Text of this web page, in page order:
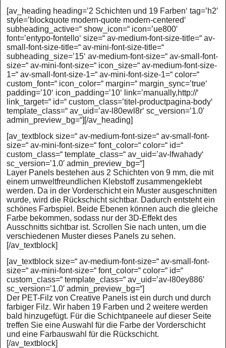
[av_heading heading=’2 Schichten und 19 Farben‘ tag=’h2′
style=’blockquote modern-quote modern-centered‘
subheading_active=“ show_icon=“ icon=’ue800′
font=’entypo-fontello‘ size=“ av-medium-font-size-title=“ av-
small-font-size-title=“ av-mini-font-size-title=“
subheading_size=’15‘ av-medium-font-size=“ av-small-font-
size=“ av-mini-font-size=“ icon_size=“ av-medium-font-size-
1=“ av-small-font-size-1=“ av-mini-font-size-1=“ color=“
custom_font=“ icon_color=“ margin=“ margin_sync=’true‘
padding=’10‘ icon_padding=’10‘ link=’manually,http://‘
link_target=“ id=“ custom_class=’titel-productpagina-body‘
template_class=“ av_uid=’av-l80ewl8r‘ sc_version=’1.0′
admin_preview_bg=“][/av_heading]
[av_textblock size=“ av-medium-font-size=“ av-small-font-
size=“ av-mini-font-size=“ font_color=“ color=“ id=“
custom_class=“ template_class=“ av_uid=’av-lfwahady‘
sc_version=’1.0′ admin_preview_bg=“]
Layer Panels bestehen aus 2 Schichten von 9 mm, die mit
einem umweltfreundlichen Klebstoff zusammengeklebt
werden. Da in der Vorderschicht ein Muster ausgeschnitten
wurde, wird die Rückschicht sichtbar. Dadurch entsteht ein
schönes Farbspiel. Beide Ebenen können auch die gleiche
Farbe bekommen, sodass nur der 3D-Effekt des
Ausschnitts sichtbar ist. Scrollen Sie nach unten, um die
verschiedenen Muster dieses Panels zu sehen.
[/av_textblock]
[av_textblock size=“ av-medium-font-size=“ av-small-font-
size=“ av-mini-font-size=“ font_color=“ color=“ id=“
custom_class=“ template_class=“ av_uid=’av-l80ey886′
sc_version=’1.0′ admin_preview_bg=“]
Der PET-Filz von Creative Panels ist ein durch und durch
farbiger Filz. Wir haben 19 Farben und 2 weitere werden
bald hinzugefügt. Für die Schichtpaneele auf dieser Seite
treffen Sie eine Auswahl für die Farbe der Vorderschicht
und eine Farbauswahl für die Rückschicht.
[/av_textblock]